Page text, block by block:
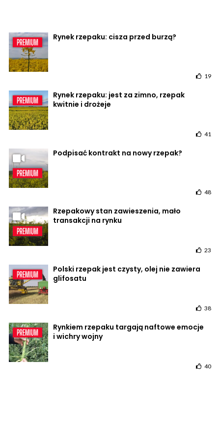
Rynek rzepaku: cisza przed burzą?
19
Rynek rzepaku: jest za zimno, rzepak
kwitnie i drożeje
41
Podpisać kontrakt na nowy rzepak?
48
Rzepakowy stan zawieszenia, mało
transakcji na rynku
23
Polski rzepak jest czysty, olej nie zawiera
glifosatu
38
Rynkiem rzepaku targają naftowe emocje
i wichry wojny
40